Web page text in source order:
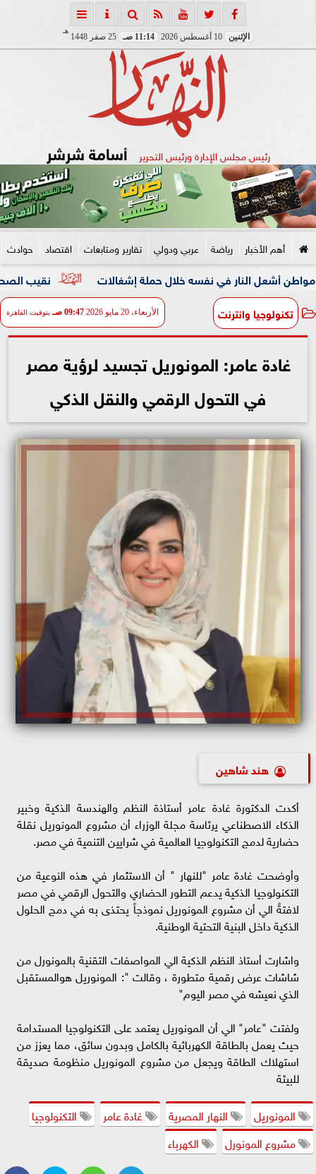
الإثنين 10 أغسطس 2026 11:14 صـ 25 صفر 1448
هـ
رئيس مجلس الإدارة ورئيس التحرير أسامة شرشر
أهم الأخبار رياضة عربي ودولي تقارير ومتابعات اقتصاد حوادث
نقيب الصحفيين في نفسه خلال حملة إشغالات
تكنولوجيا وانترنت الأربعاء، 20 مايو 2026 09:47 صـ بتوقيت القاهرة
غادة عامر: المونوريل تجسيد لرؤية مصر
في التحول الرقمي والنقل الذكي
هند شاهين
أكدت الدكتورة غادة عامر أستاذة النظم والهندسة الذكية وخبير
الذكاء الاصطناعي يرئاسة مجلة الوزراء أن مشروع المونوريل نقلة
حضارية لدمج التكنولوجيا العالمية في شرايين التنمية في مصر.
وأوضحت غادة عامر "للنهار " أن الاستثمار في هذه النوعية من
التكنولوجيا الذكية يدعم التطور الحضاري والتحول الرقمي في مصر
لافتةً الي أن مشروع المونوريل نموذجاً يحتذى به في دمج الحلول
الذكية داخل البنية التحتية الوطنية.
واشارت أستاذ النظم الذكية الي المواصفات التقنية بالمونورل من
شاشات عرض رقمية متطورة ، وقالت ": المونوريل هوالمستقبل
الذي نعيشه في مصر اليوم"
ولفتت "عامر" الي أن المونوريل يعتمد على التكنولوجيا المستدامة
حيث يعمل بالطاقة الكهربائية بالكامل وبدون سائق، مما يعزز من
استهلاك الطاقة ويجعل من مشروع المونوريل منظومة صديقة
للبيئة
المونوريل
النهار المصرية غادة عامر
التكنولوجيا
مشروع المونورل
الكهرباء